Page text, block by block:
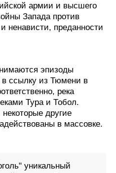
армии и высшего
Запада против
ненависти, преданности
эпизоды
в ссылку из Тюмени в
река
Тура и Тобол.
другие
в массовке.
уникальный